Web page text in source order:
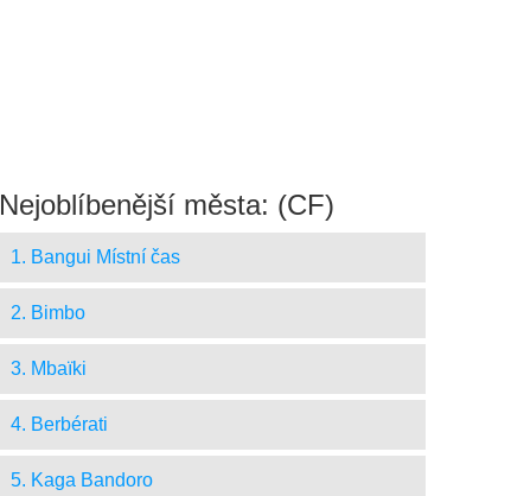
Nejoblíbenější města: (CF)
1. Bangui Místní čas
2. Bimbo
3. Mbaïki
4. Berbérati
5. Kaga Bandoro